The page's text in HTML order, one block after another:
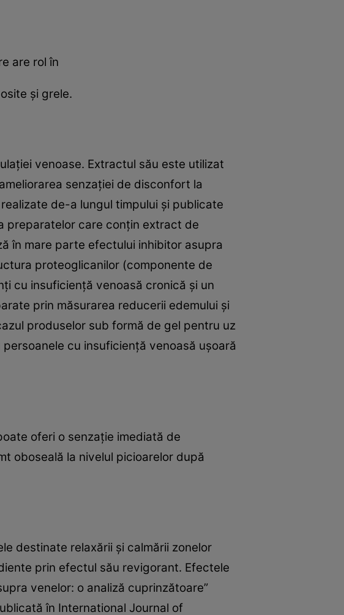
are rol în
și grele.
venoase. Extractul său este utilizat
senzației de disconfort la
de-a lungul timpului și publicate
preparatelor care conțin extract de
în mare parte efectului inhibitor asupra
proteoglicanilor (componente de
cu insuficiență venoasă cronică și un
prin măsurarea reducerii edemului și
produselor sub formă de gel pentru uz
cu insuficiență venoasă ușoară
oferi o senzație imediată de
oboseală la nivelul picioarelor după
destinate relaxării și calmării zonelor
prin efectul său revigorant. Efectele
venelor: o analiză cuprinzătoare”
în International Journal of